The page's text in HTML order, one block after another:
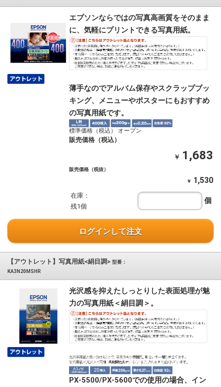
エプソンならではの写真高画質をそのまま
に、気軽にプリントできる写真用紙。
薄手なのでアルバム保存やスクラップブッ
キング、メニューやポスターにもおすすめ
の写真用紙です。
標準価格（税込） オープン
販売価格（税込）
￥ 1,683
販売価格（税抜）
￥ 1,530
在庫：
残1個
個
ログインして注文
【アウトレット】写真用紙<絹目調> 型番：
KA3N20MSHR
光沢感を抑えたしっとりした表面処理が魅
力の写真用紙＜絹目調＞。
PX-5500/PX-5600での使用の場合、イン